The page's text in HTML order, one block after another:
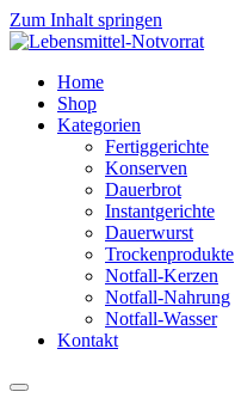
Zum Inhalt springen
Home
Shop
Kategorien
Fertiggerichte
Konserven
Dauerbrot
Instantgerichte
Dauerwurst
Trockenprodukte
Notfall-Kerzen
Notfall-Nahrung
Notfall-Wasser
Kontakt